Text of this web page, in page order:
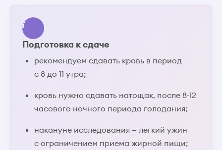
Подготовка к сдаче
рекомендуем сдавать кровь в период
с 8 до 11 утра;
кровь нужно сдавать натощак, после 8-12
часового ночного периода голодания;
накануне исследования — легкий ужин
с ограничением приема жирной пищи;